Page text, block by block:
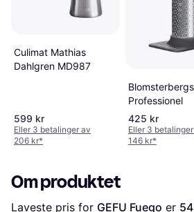
Culimat Mathias
Dahlgren MD987
599 kr
Eller 3 betalinger av
206 kr*
Blomsterbergs
Professionel
425 kr
Eller 3
146 kr*
Om produktet
Laveste pris for GEFU Fuego er